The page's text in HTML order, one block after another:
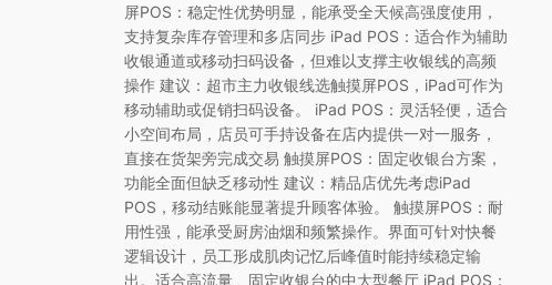
屏POS：稳定性优势明显，能承受全天候高强度使用，
支持复杂库存管理和多店同步 iPad POS：适合作为辅助
收银通道或移动扫码设备，但难以支撑主收银线的高频
操作 建议：超市主力收银线选触摸屏POS，iPad可作为
移动辅助或促销扫码设备。 iPad POS：灵活轻便，适合
小空间布局，店员可手持设备在店内提供一对一服务，
直接在货架旁完成交易 触摸屏POS：固定收银台方案，
功能全面但缺乏移动性 建议：精品店优先考虑iPad
POS，移动结账能显著提升顾客体验。 触摸屏POS：耐
用性强，能承受厨房油烟和频繁操作。界面可针对快餐
逻辑设计，员工形成肌肉记忆后峰值时能持续稳定输
出。适合高流量、固定收银台的中大型餐厅 iPad POS：